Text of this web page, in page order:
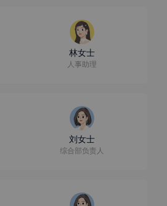
林女士
人事助理
刘女士
综合部负责人